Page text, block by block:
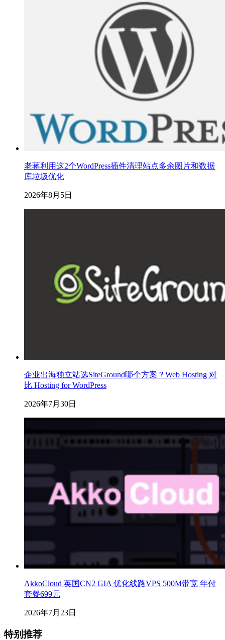
老蒋利用这2个WordPress插件清理站点多余图片和数据
库垃圾优化
2026年8月5日
企业出海独立站选SiteGround哪个方案？Web Hosting 对
比 Hosting for WordPress
2026年7月30日
AkkoCloud 英国CN2 GIA 优化线路VPS 500M带宽 年付
套餐699元
2026年7月23日
特别推荐